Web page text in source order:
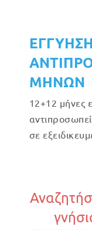
ΜΗΝΩΝ
12+12 μήνες
σε